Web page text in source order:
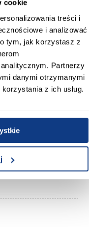
cookie
treści i
i analizować
tym, jak korzystasz z
Partnerzy
danymi otrzymanymi
z ich usług.